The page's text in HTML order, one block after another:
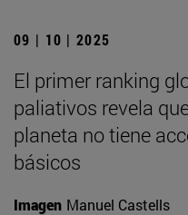
09 | 10 | 2025
El primer ranking
paliativos revela
planeta no tiene
básicos
Imagen Manuel Castells